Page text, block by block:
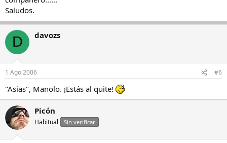
Saludos.
D davozs
1 Ago 2006 #6
"Asias", Manolo. ¡Estás al quite!
Picón
Habitual Sin verificar